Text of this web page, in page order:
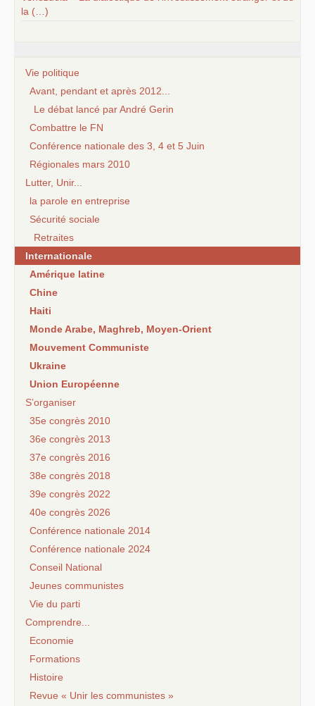
la (…)
Vie politique
Avant, pendant et après 2012...
Le débat lancé par André Gerin
Combattre le FN
Conférence nationale des 3, 4 et 5 Juin
Régionales mars 2010
Lutter, Unir...
la parole en entreprise
Sécurité sociale
Retraites
Internationale
Amérique latine
Chine
Haiti
Monde Arabe, Maghreb, Moyen-Orient
Mouvement Communiste
Ukraine
Union Européenne
S’organiser
35e congrès 2010
36e congrès 2013
37e congrès 2016
38e congrès 2018
39e congrès 2022
40e congrès 2026
Conférence nationale 2014
Conférence nationale 2024
Conseil National
Jeunes communistes
Vie du parti
Comprendre...
Economie
Formations
Histoire
Revue « Unir les communistes »